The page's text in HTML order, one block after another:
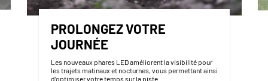
PROLONGEZ VOTRE
JOURNÉE
Les nouveaux phares LED améliorent la visibilité pour
les trajets matinaux et nocturnes, vous permettant ainsi
d’optimiser votre temps sur la piste.